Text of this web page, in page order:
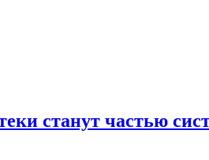
станут частью